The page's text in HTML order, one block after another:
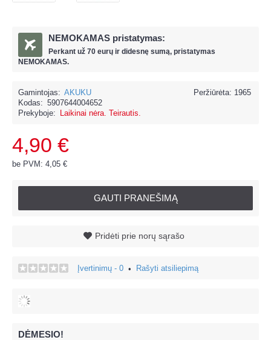
NEMOKAMAS pristatymas:
Perkant už 70 eurų ir didesnę sumą, pristatymas
NEMOKAMAS.
Peržiūrėta: 1965
Gamintojas: AKUKU
Kodas: 5907644004652
Prekyboje:
Laikinai nėra. Teirautis.
4,90 €
be PVM: 4,05 €
GAUTI PRANEŠIMĄ
Pridėti prie norų sąrašo
Įvertinimų - 0 • Rašyti atsiliepimą
DĖMESIO!